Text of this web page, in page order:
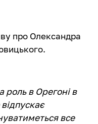
про Олександра
роль в Орегоні в
все